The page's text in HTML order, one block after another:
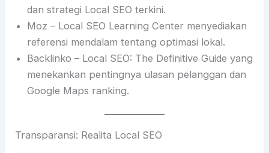
dan strategi Local SEO terkini.
Moz – Local SEO Learning Center menyediakan
referensi mendalam tentang optimasi lokal.
Backlinko – Local SEO: The Definitive Guide yang
menekankan pentingnya ulasan pelanggan dan
Google Maps ranking.
Transparansi: Realita Local SEO